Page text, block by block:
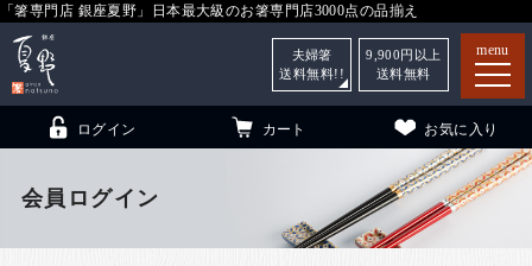
「箸専門店 銀座夏野」日本最大級のお箸専門店3000点の品揃え
menu
ログイン カート お気に入り
夫婦箸
送料無料!!
9,900 円以上
送料無料
会員ログイン